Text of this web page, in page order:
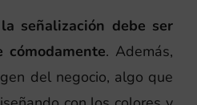
la señalización debe ser
. Además,
del negocio, algo que